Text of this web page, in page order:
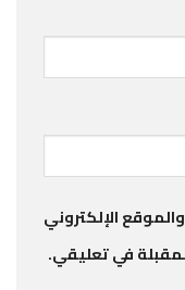
الإلكتروني
في تعليقي.